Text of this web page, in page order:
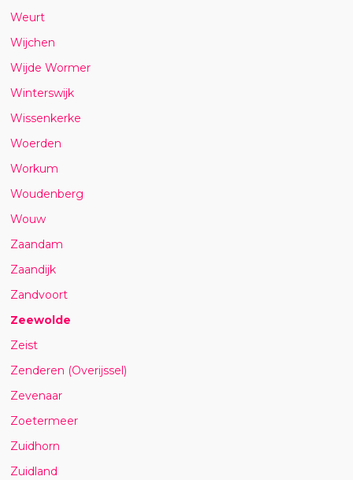
Weurt
Wijchen
Wijde Wormer
Winterswijk
Wissenkerke
Woerden
Workum
Woudenberg
Wouw
Zaandam
Zaandijk
Zandvoort
Zeewolde
Zeist
Zenderen (Overijssel)
Zevenaar
Zoetermeer
Zuidhorn
Zuidland